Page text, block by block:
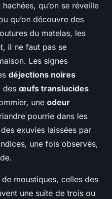
qu’on se réveille
qu’on découvre des
du matelas, les
il ne faut pas se
Les signes
déjections noires
des œufs translucides
une odeur
pourrie dans les
exuvies laissées par
une fois observés,
moustiques, celles des
une suite de trois ou